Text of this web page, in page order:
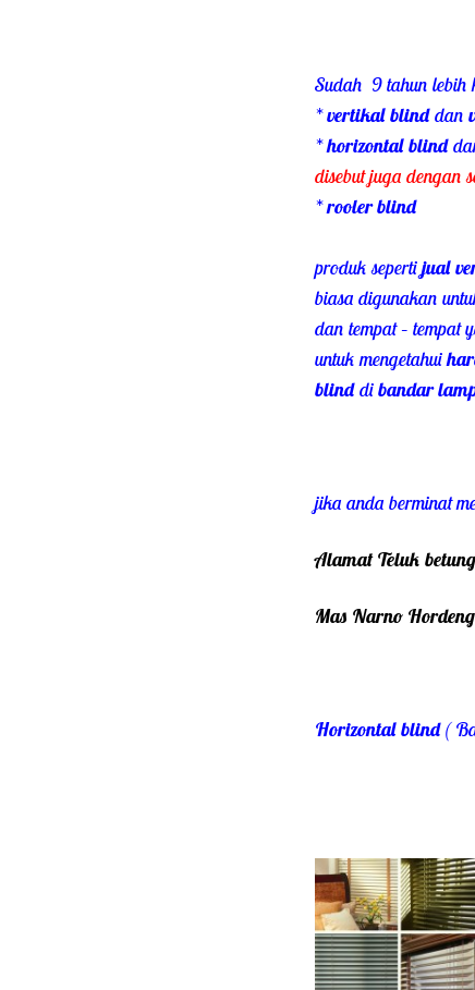
Sudah 9 tahun lebih
*vertikal blinddan
*horizontal blind
disebut juga dengan
*rooler blind
produk sepertijual
biasa digunakan
dan tempat – tempat
untuk mengetahui
blinddibandar
jika anda berminat
Alamat Teluk
Mas Narno
Horizontal blind(